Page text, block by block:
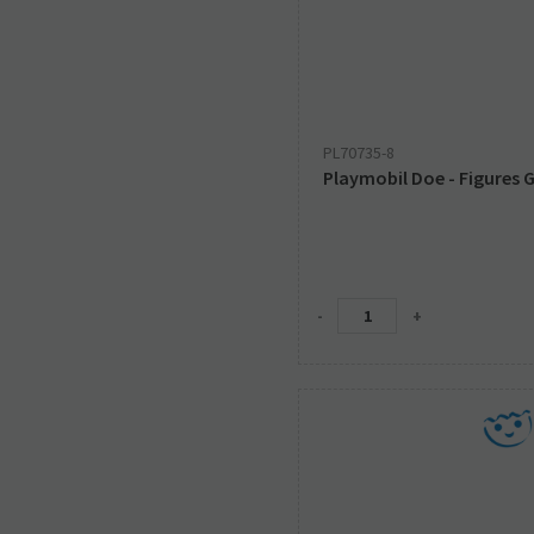
PL70735-8
Playmobil Doe - Figures
- +